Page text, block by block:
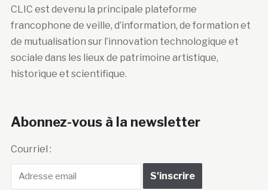
CLIC est devenu la principale plateforme
francophone de veille, d’information, de formation et
de mutualisation sur l’innovation technologique et
sociale dans les lieux de patrimoine artistique,
historique et scientifique.
Abonnez-vous à la newsletter
Courriel :